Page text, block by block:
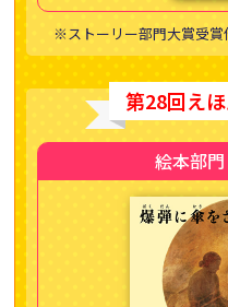
※ストーリー部門大賞受賞
第28回え
絵本部